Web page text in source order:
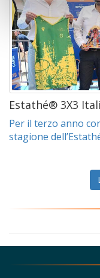
Estathé® 3X3
Per il terzo anno
stagione